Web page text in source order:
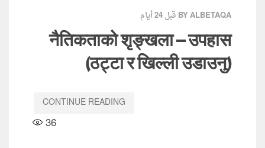
قبل 24 أيام BY ALBETAQA
नैतिकताको शृङ्खला – उपहास
(ठट्टा र खिल्ली उडाउनु)
CONTINUE READING
36